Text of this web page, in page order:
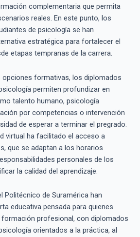
complementaria que permita
reales. En este punto, los
de psicología se han
estratégica para fortalecer el
etapas tempranas de la carrera.
formativas, los diplomados
permiten profundizar en
talento humano, psicología
por competencias o intervención
de esperar a terminar el pregrado.
virtual ha facilitado el acceso a
que se adaptan a los horarios
personales de los
la calidad del aprendizaje.
Politécnico de Suramérica han
educativa pensada para quienes
profesional, con diplomados
orientados a la práctica, al